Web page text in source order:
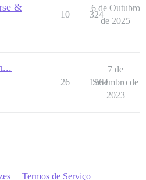
&
10 324
6 de Outubro
de 2025
26 1864
7 de
Setembro de
2023
Termos de Serviço